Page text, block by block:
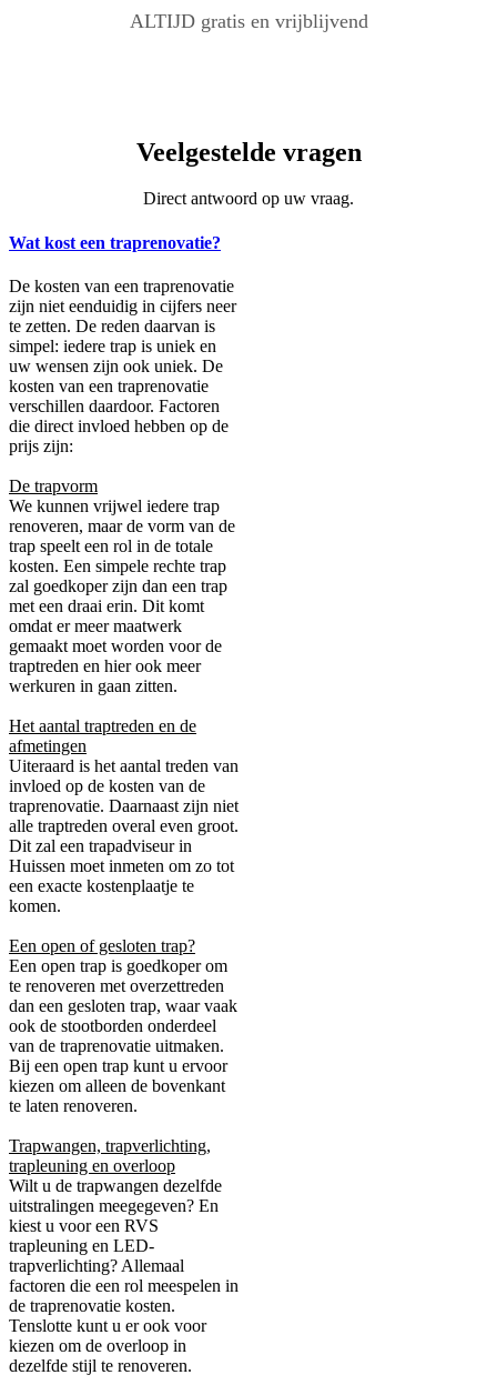
ALTIJD gratis en vrijblijvend
Veelgestelde vragen
Direct antwoord op uw vraag.
Wat kost een traprenovatie?
De kosten van een traprenovatie
zijn niet eenduidig in cijfers neer
te zetten. De reden daarvan is
simpel: iedere trap is uniek en
uw wensen zijn ook uniek. De
kosten van een traprenovatie
verschillen daardoor. Factoren
die direct invloed hebben op de
prijs zijn:
De trapvorm
We kunnen vrijwel iedere trap
renoveren, maar de vorm van de
trap speelt een rol in de totale
kosten. Een simpele rechte trap
zal goedkoper zijn dan een trap
met een draai erin. Dit komt
omdat er meer maatwerk
gemaakt moet worden voor de
traptreden en hier ook meer
werkuren in gaan zitten.
Het aantal traptreden en de
afmetingen
Uiteraard is het aantal treden van
invloed op de kosten van de
traprenovatie. Daarnaast zijn niet
alle traptreden overal even groot.
Dit zal een trapadviseur in
Huissen moet inmeten om zo tot
een exacte kostenplaatje te
komen.
Een open of gesloten trap?
Een open trap is goedkoper om
te renoveren met overzettreden
dan een gesloten trap, waar vaak
ook de stootborden onderdeel
van de traprenovatie uitmaken.
Bij een open trap kunt u ervoor
kiezen om alleen de bovenkant
te laten renoveren.
Trapwangen, trapverlichting,
trapleuning en overloop
Wilt u de trapwangen dezelfde
uitstralingen meegegeven? En
kiest u voor een RVS
trapleuning en LED-
trapverlichting? Allemaal
factoren die een rol meespelen in
de traprenovatie kosten.
Tenslotte kunt u er ook voor
kiezen om de overloop in
dezelfde stijl te renoveren.